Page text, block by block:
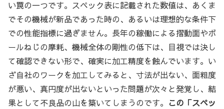
い罠の一つです。スペック表に記載された数値は、あくま
でその機械が新品であった時の、あるいは理想的な条件下
での性能指標に過ぎません。長年の稼働による摺動面やボ
ールねじの摩耗、機械全体の剛性の低下は、目視では決し
て確認できない形で、確実に加工精度を蝕んでいます。い
ざ自社のワークを加工してみると、寸法が出ない、面粗度
が悪い、真円度が出ないといった問題が次々と発覚し、結
果として不良品の山を築いてしまうのです。 この「スペッ